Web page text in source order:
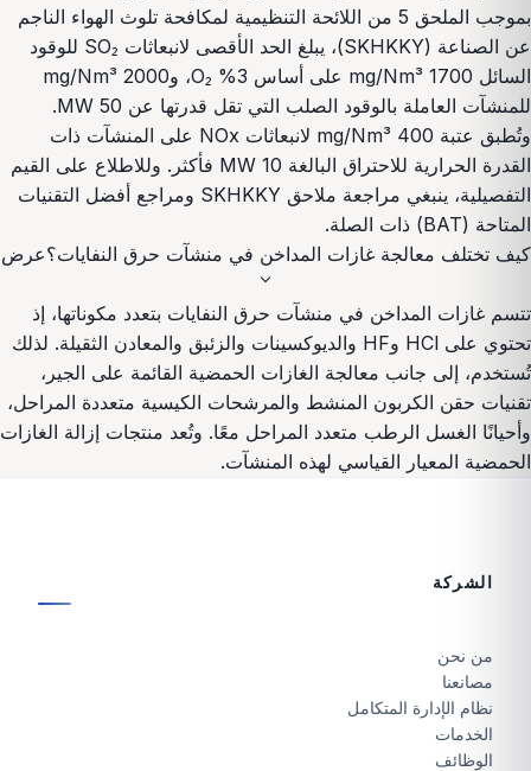
بموجب الملحق 5 من اللائحة التنظيمية لمكافحة تلوث الهواء الناجم
عن الصناعة (SKHKKY)، يبلغ الحد الأقصى لانبعاثات SO₂ للوقود
السائل 1700 mg/Nm³ على أساس 3% O₂، و2000 mg/Nm³
للمنشآت العاملة بالوقود الصلب التي تقل قدرتها عن 50 MW.
وتُطبق عتبة 400 mg/Nm³ لانبعاثات NOx على المنشآت ذات
القدرة الحرارية للاحتراق البالغة 10 MW فأكثر. وللاطلاع على القيم
التفصيلية، ينبغي مراجعة ملاحق SKHKKY ومراجع أفضل التقنيات
المتاحة (BAT) ذات الصلة.
كيف تختلف معالجة غازات المداخن في منشآت حرق النفايات؟عرض
expand_more
تتسم غازات المداخن في منشآت حرق النفايات بتعدد مكوناتها، إذ
تحتوي على HCl وHF والديوكسينات والزئبق والمعادن الثقيلة. لذلك
تُستخدم، إلى جانب معالجة الغازات الحمضية القائمة على الجير،
تقنيات حقن الكربون المنشط والمرشحات الكيسية متعددة المراحل،
وأحيانًا الغسل الرطب متعدد المراحل معًا. وتُعد منتجات إزالة الغازات
الحمضية المعيار القياسي لهذه المنشآت.
الشركة
من نحن
مصانعنا
نظام الإدارة المتكامل
الخدمات
الوظائف